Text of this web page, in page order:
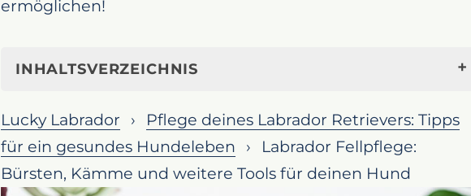
ermöglichen!
INHALTSVERZEICHNIS
und Tools für deinen Labrador!
Warum Fellpflege beim Labrador so wichtig ist
Die Doppelschicht des Labrador Fells
Lucky Labrador
Pflege deines Labrador Retrievers: Tipps
für ein gesundes Hundeleben
Labrador Fellpflege:
Bürsten, Kämme und weitere Tools für deinen Hund